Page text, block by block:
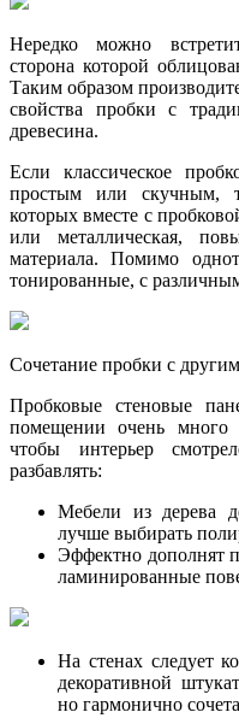
Нередко можно
сторона которой
Таким образом
свойства пробки с
древесина.
Если классическое
простым или скучным,
которых вместе с
или металлическая,
материала. Помимо
тонированные, с
Сочетание пробки с
Пробковые стеновые
помещении очень много
чтобы интерьер
разбавлять:
Мебели из дерева
лучше выбирать
Эффектно дополнят
ламинированные
На стенах следует
декоративной
но гармонично